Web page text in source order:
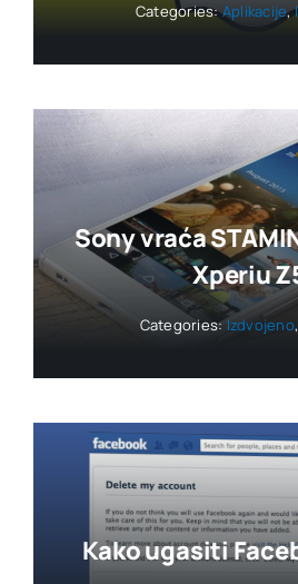
Categories:Aplikacije,
Sony vraća
Xperiu
Categories:Izdvojeno,
Kako ugasiti